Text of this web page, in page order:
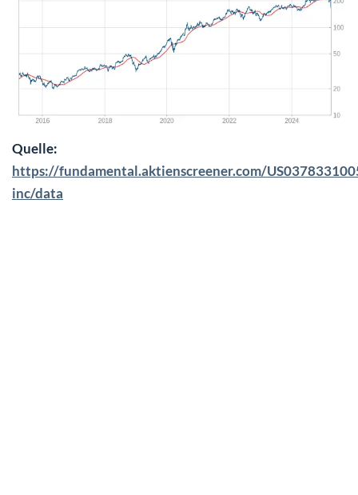
Quelle:
https://fundamental.aktienscreener.com/
inc/data